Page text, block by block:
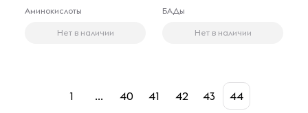
Аминокислоты
Нет в наличии
БАДы
Нет в наличии
1 ... 40 41 42 43 44